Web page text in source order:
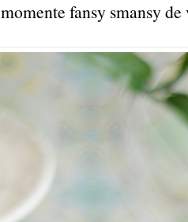
momente fansy smansy